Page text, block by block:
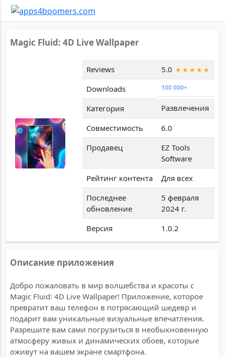
Magic Fluid: 4D Live Wallpaper
Reviews
5.0
Downloads
100 000+
Категория
Развлечения
Совместимость
6.0
Продавец
EZ Tools
Software
Рейтинг контента
Для всех
Последнее
обновление
5 февраля
2024 г.
Версия
1.0.2
Описание приложения
Добро пожаловать в мир волшебства и красоты с
Magic Fluid: 4D Live Wallpaper! Приложение, которое
превратит ваш телефон в потрясающий шедевр и
подарит вам уникальные визуальные впечатления.
Разрешите вам сами погрузиться в необыкновенную
атмосферу живых и динамических обоев, которые
оживут на вашем экране смартфона.